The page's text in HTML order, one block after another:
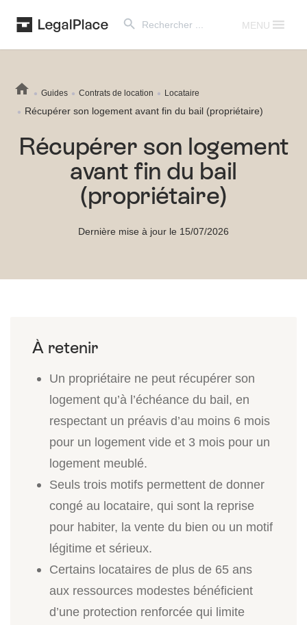
for:
MENU
Guides Contrats de location Locataire
Récupérer son logement avant fin du bail (propriétaire)
Récupérer son logement
avant fin du bail
(propriétaire)
Dernière mise à jour le 15/07/2026
Un propriétaire ne peut récupérer son
logement qu’à l’échéance du bail, en
respectant un préavis d’au moins 6 mois
pour un logement vide et 3 mois pour un
logement meublé.
Seuls trois motifs permettent de donner
congé au locataire, qui sont la reprise
pour habiter, la vente du bien ou un motif
légitime et sérieux.
Certains locataires de plus de 65 ans
aux ressources modestes bénéficient
d’une protection renforcée qui limite